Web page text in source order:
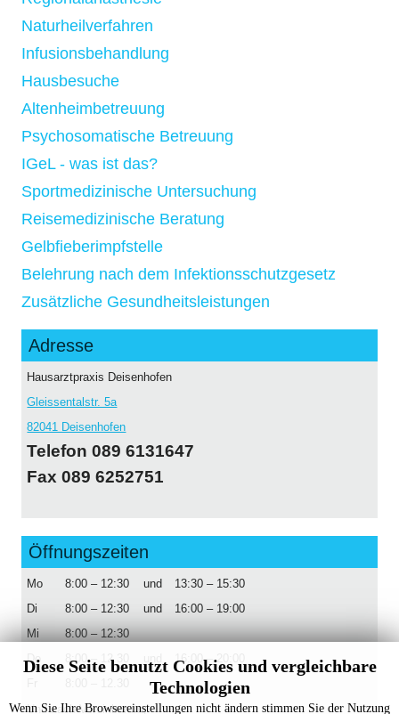
Naturheilverfahren
Infusionsbehandlung
Hausbesuche
Altenheimbetreuung
Psychosomatische Betreuung
IGeL - was ist das?
Sportmedizinische Untersuchung
Reisemedizinische Beratung
Gelbfieberimpfstelle
Belehrung nach dem Infektionsschutzgesetz
Zusätzliche Gesundheitsleistungen
Adresse
Hausarztpraxis Deisenhofen
Gleissentalstr. 5a
82041 Deisenhofen
Telefon 089 6131647
Fax 089 6252751
Öffnungszeiten
Mo 8:00 – 12:30 und
13:30 – 15:30
Di
8:00 – 12:30 und
16:00 – 19:00
Mi
8:00 – 12:30
Do
8:00 – 12.30
16:00 – 20:00
Und nach Vereinbarung
Diese Seite benutzt Cookies und vergleichbare
Technologien
Wenn Sie Ihre Browsereinstellungen nicht ändern stimmen Sie der Nutzung